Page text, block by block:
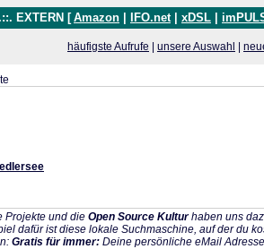
EXTERN [Amazon IFO.net xDSL
häufigste Aufrufe unsere Auswahl
Projekte und die Open Source Kulturhaben uns
dafür ist diese lokale Suchmaschine, auf der du
Gratis für immer: Deine persönliche eMail